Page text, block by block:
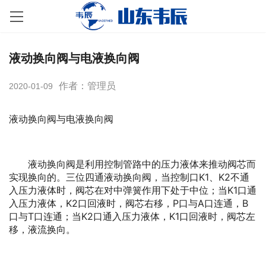
液动换向阀与电液换向阀
2020-01-09 作者：管理员
液动换向阀与电液换向阀
液动换向阀是利用控制管路中的压力液体来推动阀芯而
实现换向的。三位四通液动换向阀，当控制口K1、K2不通
入压力液体时，阀芯在对中弹簧作用下处于中位；当K1口通
入压力液体，K2口回液时，阀芯右移，P口与A口连通，B
口与T口连通；当K2口通入压力液体，K1口回液时，阀芯左
移，液流换向。